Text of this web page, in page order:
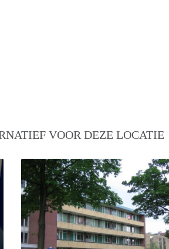
VOOR DEZE LOCATIE